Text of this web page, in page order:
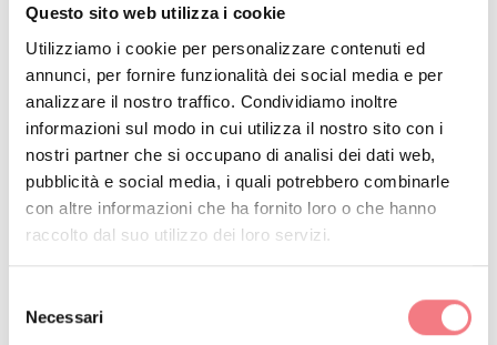
Questo sito web utilizza i cookie
Utilizziamo i cookie per personalizzare contenuti ed
annunci, per fornire funzionalità dei social media e per
analizzare il nostro traffico. Condividiamo inoltre
informazioni sul modo in cui utilizza il nostro sito con i
nostri partner che si occupano di analisi dei dati web,
pubblicità e social media, i quali potrebbero combinarle
con altre informazioni che ha fornito loro o che hanno
raccolto dal suo utilizzo dei loro servizi.
delNecessari
Castello di Andraz.
RICHIEDI INFORMAZIONI